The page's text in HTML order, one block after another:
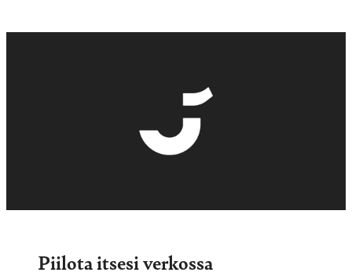
Piilota itsesi verkossa